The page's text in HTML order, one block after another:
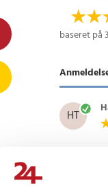
baseret på
HT